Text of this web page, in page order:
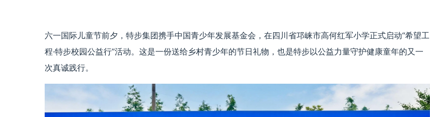
六一国际儿童节前夕，特步集团携手中国青少年发展基金会，在四川省邛崃市高何红军小学正式启动“希望工
程·特步校园公益行”活动。这是一份送给乡村青少年的节日礼物，也是特步以公益力量守护健康童年的又一
次真诚践行。